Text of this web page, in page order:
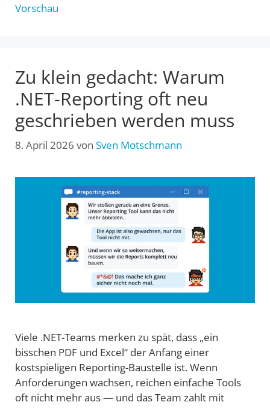
Vorschau
Zu klein gedacht: Warum
.NET-Reporting oft neu
geschrieben werden muss
8. April 2026 von Sven Motschmann
Viele .NET-Teams merken zu spät, dass „ein
bisschen PDF und Excel“ der Anfang einer
kostspieligen Reporting-Baustelle ist. Wenn
Anforderungen wachsen, reichen einfache Tools
oft nicht mehr aus — und das Team zahlt mit